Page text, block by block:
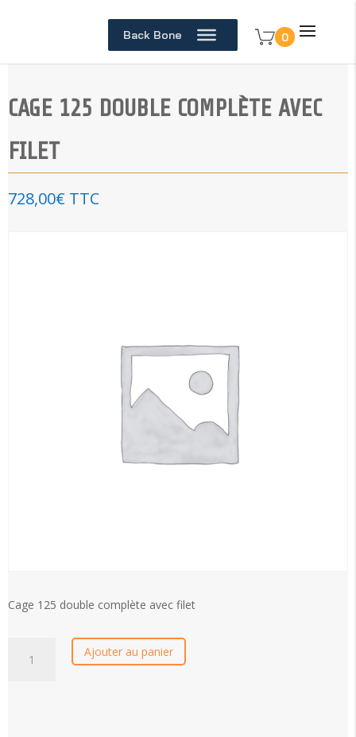
Back Bone 0
CAGE 125 DOUBLE COMPLÈTE AVEC
FILET
728,00€ TTC
Cage 125 double complète avec filet
Ajouter au panier